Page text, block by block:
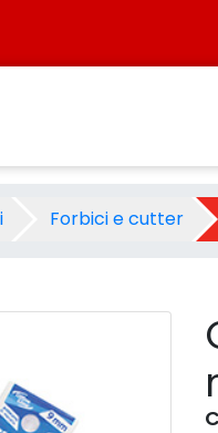
con
Forbici e cutter